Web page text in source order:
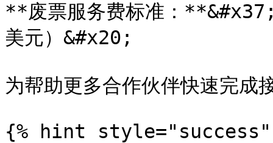
**废票服务费标准：
美元）&#x20;
为帮助更多合作伙伴快速完成
{% hint